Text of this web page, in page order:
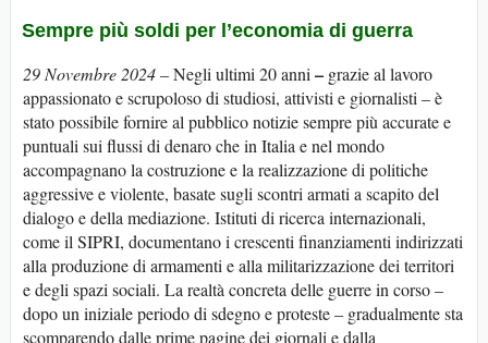
Sempre più soldi per l’economia di guerra
29 Novembre 2024– Negli ultimi 20 anni – grazie al lavoro
appassionato e scrupoloso di studiosi, attivisti e giornalisti – è
stato possibile fornire al pubblico notizie sempre più accurate e
puntuali sui flussi di denaro che in Italia e nel mondo
accompagnano la costruzione e la realizzazione di politiche
aggressive e violente, basate sugli scontri armati a scapito del
dialogo e della mediazione. Istituti di ricerca internazionali,
come il SIPRI, documentano i crescenti finanziamenti indirizzati
alla produzione di armamenti e alla militarizzazione dei territori
e degli spazi sociali. La realtà concreta delle guerre in corso –
dopo un iniziale periodo di sdegno e proteste – gradualmente sta
scomparendo dalle prime pagine dei giornali e dalla